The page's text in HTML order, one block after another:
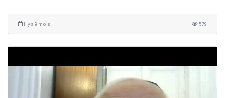
il y a 9 mois 579